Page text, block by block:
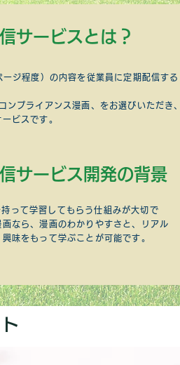
サービスとは？
ジ程度）の内容を従業員に定期配信する
プライアンス漫画、をお選びいただき、
ビスです。
サービス開発の背景
って学習してもらう仕組みが大切で
なら、漫画のわかりやすさと、リアル
味をもって学ぶことが可能です。